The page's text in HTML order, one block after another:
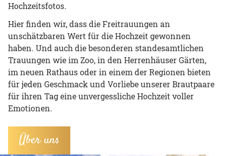
Hochzeitsfotos.
Hier finden wir, dass die Freitrauungen an
unschätzbaren Wert für die Hochzeit gewonnen
haben. Und auch die besonderen standesamtlichen
Trauungen wie im Zoo, in den Herrenhäuser Gärten,
im neuen Rathaus oder in einem der Regionen bieten
für jeden Geschmack und Vorliebe unserer Brautpaare
für ihren Tag eine unvergessliche Hochzeit voller
Emotionen.
Über uns